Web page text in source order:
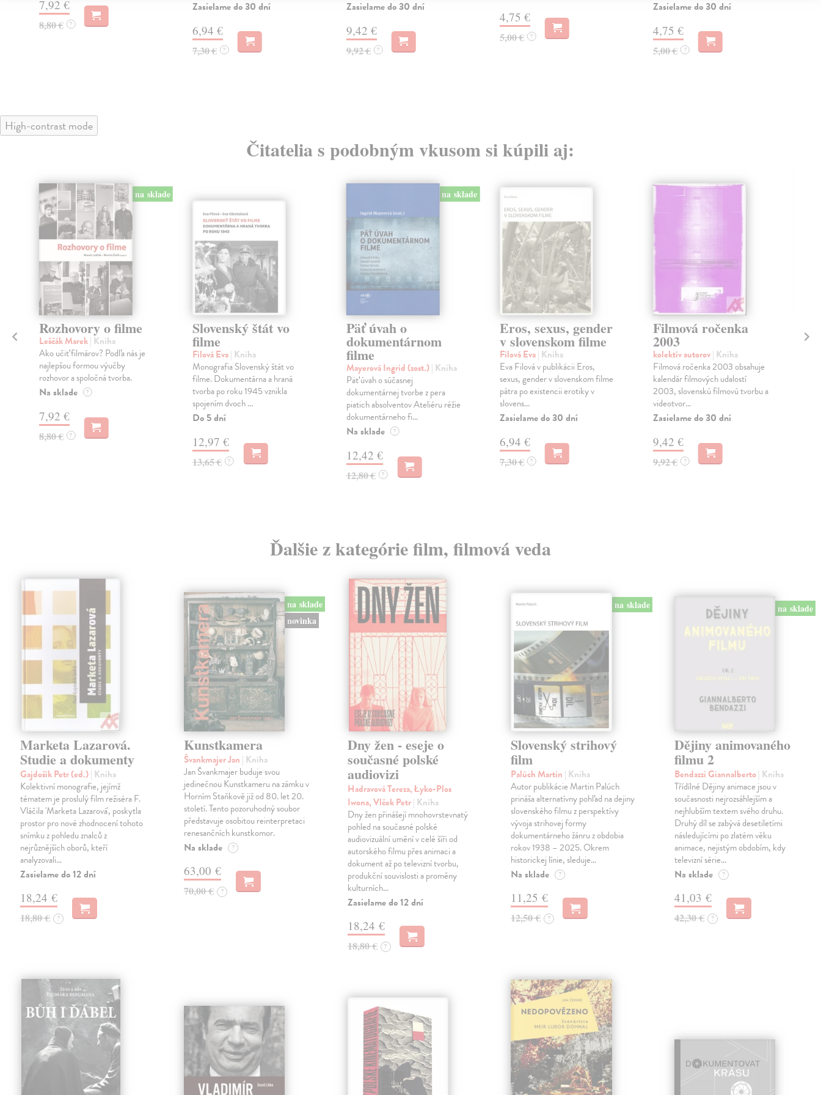
7,92 €
8,80 € ?
Zasielame do 30 dní
6,94 €
7,30 € ?
Zasielame do 30 dní
9,42 €
9,92 € ?
4,75 €
5,00 € ?
Zasielame do 30 dní
4,75 €
5,00 € ?
High-contrast mode
Čitatelia s podobným vkusom si kúpili aj:
na sklade
Rozhovory o filme
Leščák Marek| Kniha
Ako učiť filmárov? Podľa nás je
najlepšou formou výučby
rozhovor a spoločná tvorba.
Na sklade ?
7,92 €
8,80 € ?
Slovenský štát vo
filme
Filová Eva| Kniha
Monografia Slovenský štát vo
filme. Dokumentárna a hraná
tvorba po roku 1945 vznikla
spojením dvoch ...
Do 5 dní
12,97 €
13,65 € ?
na sklade
Päť úvah o
dokumentárnom
filme
Mayerová Ingrid (zost.)| Kniha
Päť úvah o súčasnej
dokumentárnej tvorbe z pera
piatich absolventov Ateliéru réžie
dokumentárneho fi...
Na sklade ?
12,42 €
12,80 € ?
Eros, sexus, gender
v slovenskom filme
Filová Eva| Kniha
Eva Filová v publikácii Eros,
sexus, gender v slovenskom filme
pátra po existencii erotiky v
slovens...
Zasielame do 30 dní
6,94 €
7,30 € ?
Filmová ročenka
2003
kolektív autorov| Kniha
Filmová ročenka 2003 obsahuje
kalendár filmových udalostí
2003, slovenskú filmovú tvorbu a
videotvor...
Zasielame do 30 dní
9,42 €
9,92 € ?
Ďalšie z kategórie film, filmová veda
Marketa Lazarová.
Studie a dokumenty
Gajdošík Petr (ed.)| Kniha
Kolektivní monografie, jejímž
tématem je proslulý film režiséra F.
Vláčila 'Marketa Lazarová', poskytla
prostor pro nové zhodnocení tohoto
snímku z pohledu znalců z
nejrůznějších oborů, kteří
analyzovali…
Zasielame do 12 dní
18,24 €
18,80 € ?
na sklade
novinka
Kunstkamera
Švankmajer Jan | Kniha
Jan Švankmajer buduje svou
jedinečnou Kunstkameru na zámku v
Horním Staňkově již od 80. let 20.
století. Tento pozoruhodný soubor
představuje osobitou reinterpretaci
renesančních kunstkomor.
Na sklade ?
63,00 €
70,00 € ?
Dny žen - eseje o
současné polské
audiovizi
Hadravová Tereza, Łyko-Plos
Iwona, Vlček Petr| Kniha
Dny žen přinášejí mnohovrstevnatý
pohled na současné polské
audiovizuální umění v celé šíři od
autorského filmu přes animaci a
dokument až po televizní tvorbu,
produkční souvislosti a proměny
kulturních…
Zasielame do 12 dní
18,24 €
18,80 € ?
na sklade
Slovenský strihový
film
Palúch Martin | Kniha
Autor publikácie Martin Palúch
prináša alternatívny pohľad na dejiny
slovenského filmu z perspektívy
vývoja strihovej formy
dokumentárneho žánru z obdobia
rokov 1938 – 2025. Okrem
historickej línie, sleduje…
Na sklade ?
11,25 €
12,50 € ?
na sklade
Dějiny animovaného
filmu 2
Bendazzi Giannalberto| Kniha
Třídílné Dějiny animace jsou v
současnosti nejrozsáhlejším a
nejhlubším textem svého druhu.
Druhý díl se zabývá desetiletími
následujícími po zlatém věku
animace, nejistým obdobím, kdy
televizní série…
Na sklade ?
41,03 €
42,30 € ?